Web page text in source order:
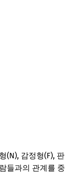
(N), 감정형(F),
들과의 관계를